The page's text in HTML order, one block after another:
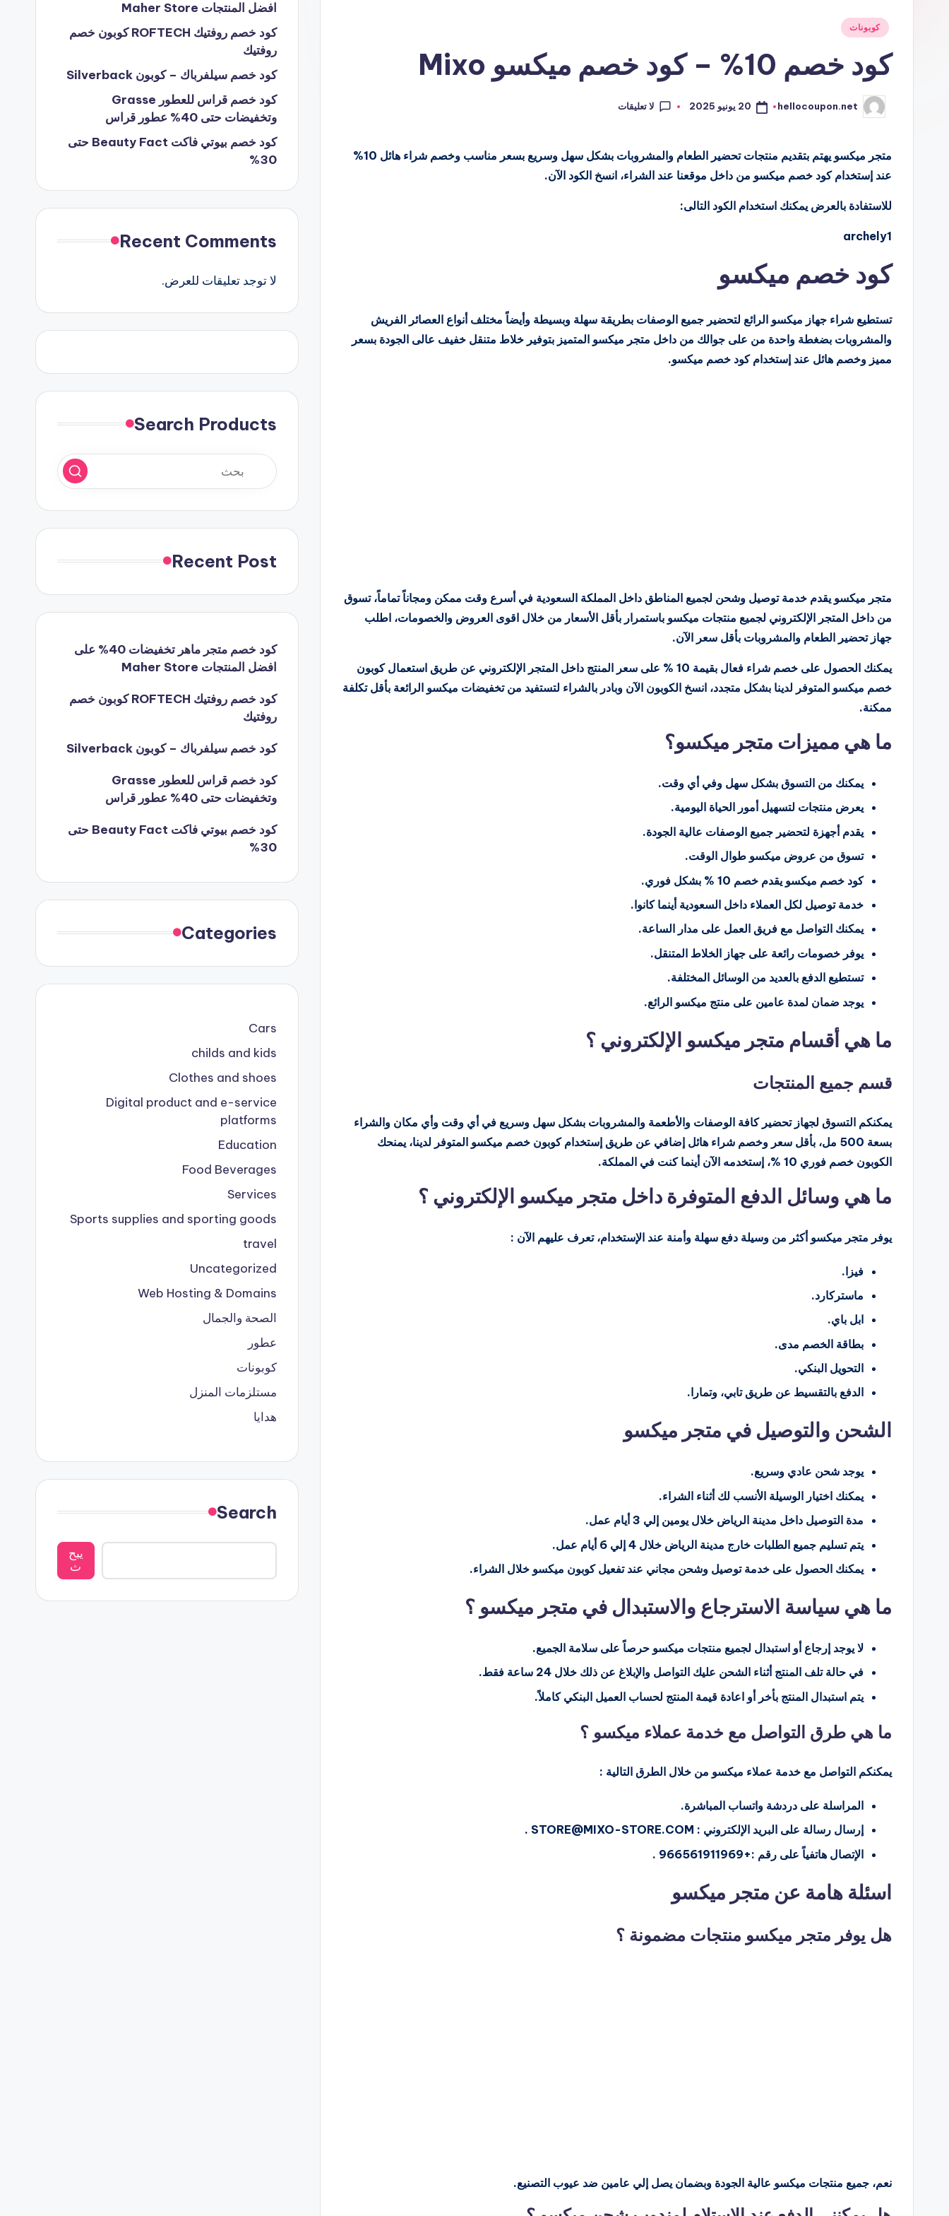
نُشركوبونات
كود خصم 10% – كود خصم ميكسو Mixo
تمّ
النشر
hellocoupon.net 20 يونيو 2025 لا تعليقات
متجر ميكسو يهتم بتقديم منتجات تحضير الطعام والمشروبات بشكل سهل وسريع بسعر مناسب وخصم شراء هائل 10%
عند إستخدام كود خصم ميكسو من داخل موقعنا عند الشراء، انسخ الكود الآن.
للاستفادة بالعرض يمكنك استخدام الكود التالى:
archely1
كود خصم ميكسو
تستطيع شراء جهاز ميكسو الرائع لتحضير جميع الوصفات بطريقة سهلة وبسيطة وأيضاً مختلف أنواع العصائر الفريش
والمشروبات بضغطة واحدة من على جوالك من داخل متجر ميكسو المتميز بتوفير خلاط متنقل خفيف عالى الجودة بسعر
مميز وخصم هائل عند إستخدام كود خصم ميكسو.
متجر ميكسو يقدم خدمة توصيل وشحن لجميع المناطق داخل المملكة السعودية في أسرع وقت ممكن ومجاناً تماماً، تسوق
من داخل المتجر الإلكتروني لجميع منتجات ميكسو باستمرار بأقل الأسعار من خلال اقوى العروض والخصومات، اطلب
جهاز تحضير الطعام والمشروبات بأقل سعر الآن.
يمكنك الحصول على خصم شراء فعال بقيمة 10 % على سعر المنتج داخل المتجر الإلكتروني عن طريق استعمال كوبون
خصم ميكسو المتوفر لدينا بشكل متجدد، انسخ الكوبون الآن وبادر بالشراء لتستفيد من تخفيضات ميكسو الرائعة بأقل تكلفة
ممكنة.
ما هي مميزات متجر ميكسو؟
يمكنك من التسوق بشكل سهل وفي أي وقت.
يعرض منتجات لتسهيل أمور الحياة اليومية.
يقدم أجهزة لتحضير جميع الوصفات عالية الجودة.
تسوق من عروض ميكسو طوال الوقت.
كود خصم ميكسو يقدم خصم 10 % بشكل فوري.
خدمة توصيل لكل العملاء داخل السعودية أينما كانوا.
يمكنك التواصل مع فريق العمل على مدار الساعة.
يوفر خصومات رائعة على جهاز الخلاط المتنقل.
تستطيع الدفع بالعديد من الوسائل المختلفة.
يوجد ضمان لمدة عامين على منتج ميكسو الرائع.
ما هي أقسام متجر ميكسو الإلكتروني ؟
قسم جميع المنتجات
يمكنكم التسوق لجهاز تحضير كافة الوصفات والأطعمة والمشروبات بشكل سهل وسريع في أي وقت وأي مكان والشراء
بسعة 500 مل، بأقل سعر وخصم شراء هائل إضافي عن طريق إستخدام كوبون خصم ميكسو المتوفر لدينا، يمنحك
الكوبون خصم فوري 10 %، إستخدمه الآن أينما كنت في المملكة.
ما هي وسائل الدفع المتوفرة داخل متجر ميكسو الإلكتروني ؟
يوفر متجر ميكسو أكثر من وسيلة دفع سهلة وأمنة عند الإستخدام، تعرف عليهم الآن :
فيزا.
ماستركارد.
ابل باي.
بطاقة الخصم مدى.
التحويل البنكي.
الدفع بالتقسيط عن طريق تابي، وتمارا.
الشحن والتوصيل في متجر ميكسو
يوجد شحن عادي وسريع.
يمكنك اختيار الوسيلة الأنسب لك أثناء الشراء.
مدة التوصيل داخل مدينة الرياض خلال يومين إلي 3 أيام عمل.
يتم تسليم جميع الطلبات خارج مدينة الرياض خلال 4 إلي 6 أيام عمل.
يمكنك الحصول على خدمة توصيل وشحن مجاني عند تفعيل كوبون ميكسو خلال الشراء.
ما هي سياسة الاسترجاع والاستبدال في متجر ميكسو ؟
لا يوجد إرجاع أو استبدال لجميع منتجات ميكسو حرصاً على سلامة الجميع.
في حالة تلف المنتج أثناء الشحن عليك التواصل والإبلاغ عن ذلك خلال 24 ساعة فقط.
يتم استبدال المنتج بأخر أو اعادة قيمة المنتج لحساب العميل البنكي كاملاً.
ما هي طرق التواصل مع خدمة عملاء ميكسو ؟
يمكنكم التواصل مع خدمة عملاء ميكسو من خلال الطرق التالية :
المراسلة على دردشة واتساب المباشرة.
إرسال رسالة على البريد الإلكتروني : STORE@MIXO-STORE.COM .
الإتصال هاتفياً على رقم :+966561911969 .
اسئلة هامة عن متجر ميكسو
هل يوفر متجر ميكسو منتجات مضمونة ؟
نعم، جميع منتجات ميكسو عالية الجودة وبضمان يصل إلي عامين ضد عيوب التصنيع.
افضل المنتجات Maher Store
كود خصم روفتيك ROFTECH كوبون خصم
روفتيك
كود خصم سيلفرباك – كوبون Silverback
كود خصم قراس للعطور Grasse
وتخفيضات حتى 40% عطور قراس
كود خصم بيوتي فاكت Beauty Fact حتى
30%
Recent Comments
لا توجد تعليقات للعرض.
Search Products
Recent Post
كود خصم متجر ماهر تخفيضات 40% على
افضل المنتجات Maher Store
كود خصم روفتيك ROFTECH كوبون خصم
روفتيك
كود خصم سيلفرباك – كوبون Silverback
كود خصم قراس للعطور Grasse
وتخفيضات حتى 40% عطور قراس
كود خصم بيوتي فاكت Beauty Fact حتى
30%
Categories
Cars
childs and kids
Clothes and shoes
Digital product and e-service
platforms
Education
Food Beverages
Services
Sports supplies and sporting goods
travel
Uncategorized
Web Hosting & Domains
الصحة والجمال
عطور
كوبونات
مستلزمات المنزل
هدايا
Search
يبح
ث